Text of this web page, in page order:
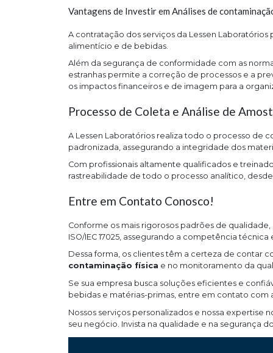
Vantagens de Investir em Análises de
A contratação dos serviços da Lessen
alimentício e de bebidas.
Além da segurança de conformidade com as
estranhas permite a correção de processos e a
os impactos financeiros e de imagem para a
Processo de Coleta e Análise de
A Lessen Laboratórios realiza todo o processo de
padronizada, assegurando a integridade dos
Com profissionais altamente qualificados e
rastreabilidade de todo o processo analítico,
Entre em Contato Conosco!
Conforme os mais rigorosos padrões de
ISO/IEC 17025, assegurando a competência
Dessa forma, os clientes têm a certeza de contar
contaminação física e no monitoramento da
Se sua empresa busca soluções eficientes e
bebidas e matérias-primas, entre em contato com
Nossos serviços personalizados e nossa expertise
seu negócio. Invista na qualidade e na segurança